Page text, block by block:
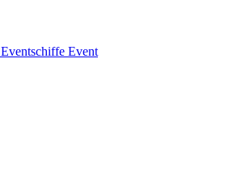
Eventschiffe Event